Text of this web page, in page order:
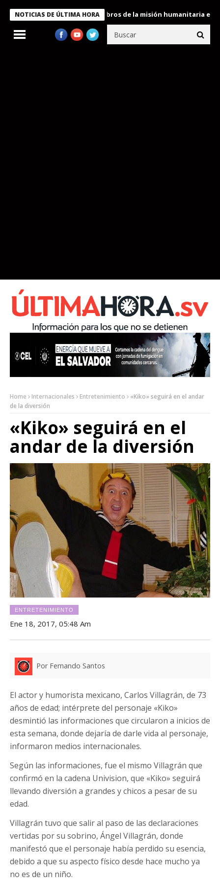
NOTICIAS DE ÚLTIMA HORA
Bukele condecora a miembros de la misión humanitaria enviada
Home Internacionales Entretenimiento
«Kiko» seguirá en el andar
de la diversión
«Kiko» seguirá en el
andar de la diversión
ENTRETENIMIENTO
Ene 18, 2017, 05:48 Am
Por Fernando Santos
El actor y humorista mexicano, Carlos Villagrán, de 73
años de edad; intérprete del personaje «Kiko»
desmintió las informaciones que circularon a inicios de
esta semana, donde dejaría de darle vida al personaje,
informaron medios internacionales.
Según las informaciones, fue el mismo Villagrán que
confirmó en la cadena Univision, que «Kiko» seguirá
llevando diversión a grandes y chicos a pesar de su
edad.
Villagrán tuvo que salir al paso de las declaraciones
vertidas por su sobrino, Ángel Villagrán, donde
manifestó que el personaje había perdido su esencia,
debido a que su aspecto físico desde hace mucho ya
no es de un niño.